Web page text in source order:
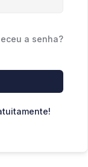
a senha?